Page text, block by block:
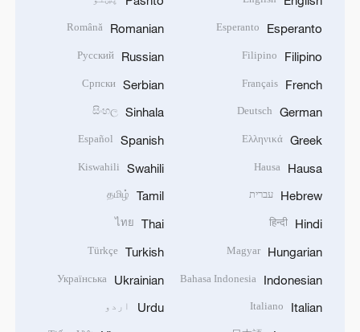
Esperanto
Esperanto
Filipino
Filipino
French
Français
German
Deutsch
Greek
Ελληνικά
Hausa
Hausa
Hebrew עברית
Hindi
हिन्दी
Hungarian
Magyar
Indonesian
Bahasa Indonesia
Italian
Italiano
Romanian
Română
Russian
Русский
Serbian
Српски
Sinhala
සිංහල
Spanish
Español
Swahili
Kiswahili
Tamil
தமிழ்
Thai
ไทย
Turkish
Türkçe
Ukrainian
Українська
Urdu اردو